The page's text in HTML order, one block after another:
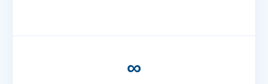
∞